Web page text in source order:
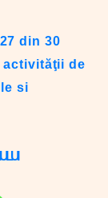
din 30
activităţii de
si